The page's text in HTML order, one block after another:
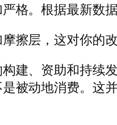
格。根据最新数据
擦层，这对你的改
建、资助和持续
被动地消费。这